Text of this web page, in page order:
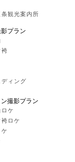
観光案内所
プラン
袴
ィング
撮影プラン
ケ
ロケ